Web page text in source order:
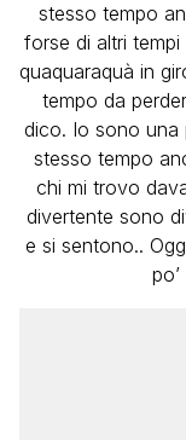
stesso tempo
forse di altri
quaquaraquà in
tempo da
dico. Io sono una
stesso tempo
chi mi trovo
divertente sono
e si sentono..